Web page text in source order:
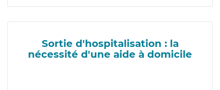
Sortie d'hospitalisation : la
nécessité d'une aide à domicile